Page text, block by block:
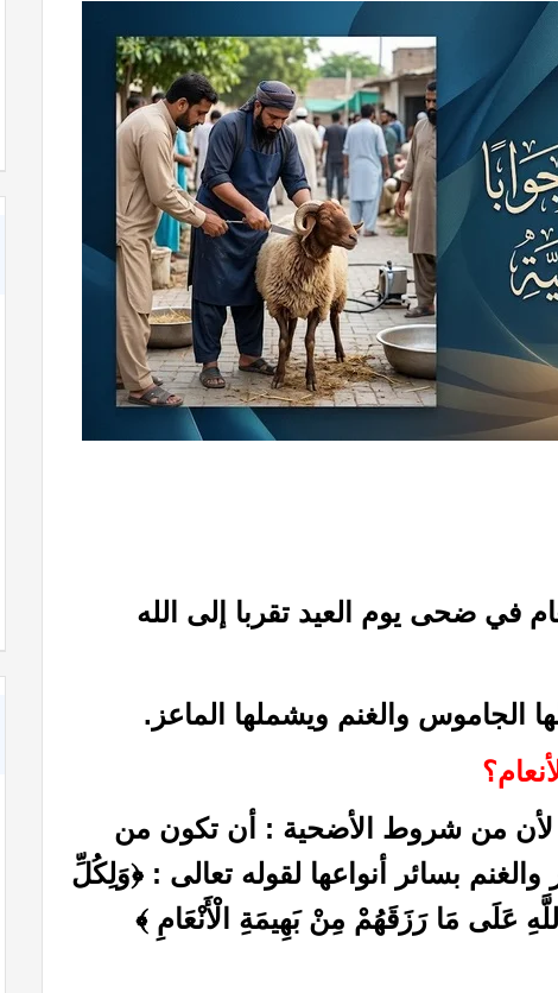
في ضحى يوم العيد تقربا إلى الله
الجاموس والغنم ويشملها الماعز.
لأن من شروط الأضحية : أن تكون من
والغنم بسائر أنواعها لقوله تعالى : ﴿وَلِكُلِّ
عَلَى مَا رَزَقَهُمْ مِنْ بَهِيمَةِ الْأَنْعَامِ ﴾